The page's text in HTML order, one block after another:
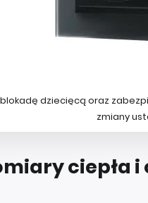
dziecięcą oraz
zmiany
ciepła